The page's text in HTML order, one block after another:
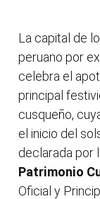
La capital de
peruano por
celebra el
principal
cusqueño,
el inicio del
declarada por
Patrimonio
Oficial y